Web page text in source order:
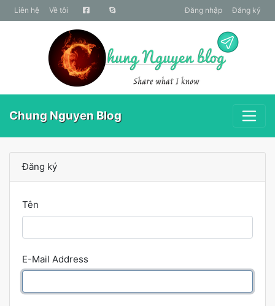
liên hệ Về tôi Đăng nhập Đăng ký
Chung Nguyen Blog
Đăng ký
Tên
E-Mail Address